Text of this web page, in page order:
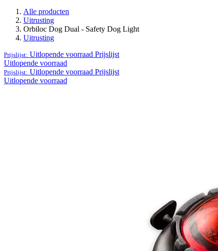
Alle producten
Uitrusting
Orbiloc Dog Dual - Safety Dog Light
Uitrusting
Prijslijst: Uitlopende voorraad Prijslijst
Uitlopende voorraad
Prijslijst: Uitlopende voorraad Prijslijst
Uitlopende voorraad